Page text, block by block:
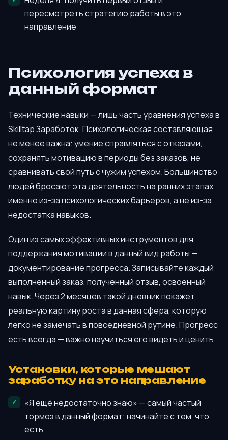
пересмотреть стратегию работы в это
направление
Психология успеха в
данный формат
Технические навыки — лишь часть уравнения успеха в
Skilltap Заработок. Психологическая составляющая
не менее важна: умение справляться с отказами,
сохранять мотивацию в периоды без заказов, не
сравнивать свой путь с чужим успехом. Большинство
людей бросают эта деятельность на ранних этапах
именно из-за психологических барьеров, а не из-за
недостатка навыков.
Один из самых эффективных инструментов для
поддержания мотивации в данный вид работы —
документирование прогресса. Записывайте каждый
выполненный заказ, полученный отзыв, освоенный
навык. Через 2 месяцев такой дневник покажет
реальную картину роста в данная сфера, которую
легко не замечать в повседневной рутине. Прогресс
есть всегда — важно научиться его видеть и ценить.
Установки, которые мешают
заработку на это направление
«Я ещё недостаточно знаю» — самый частый
тормоз в данный формат: начинайте с тем, что
есть